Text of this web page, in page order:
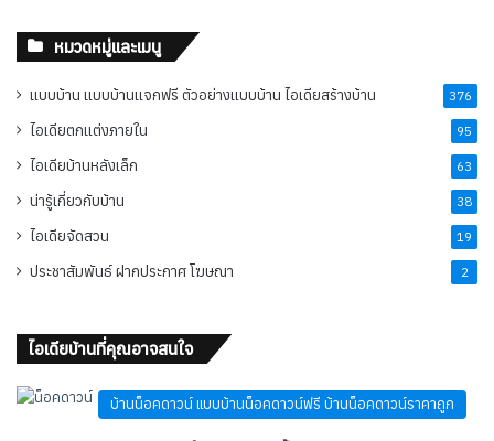
หมวดหมู่และเมนู
แบบบ้าน แบบบ้านแจกฟรี ตัวอย่างแบบบ้าน ไอเดียสร้างบ้าน 376
ไอเดียตกแต่งภายใน 95
ไอเดียบ้านหลังเล็ก 63
น่ารู้เกี่ยวกับบ้าน 38
ไอเดียจัดสวน 19
ประชาสัมพันธ์ ฝากประกาศ โฆษณา 2
ไอเดียบ้านที่คุณอาจสนใจ
บ้านน็อคดาวน์ แบบบ้านน็อคดาวน์ฟรี บ้านน็อคดาวน์ราคาถูก